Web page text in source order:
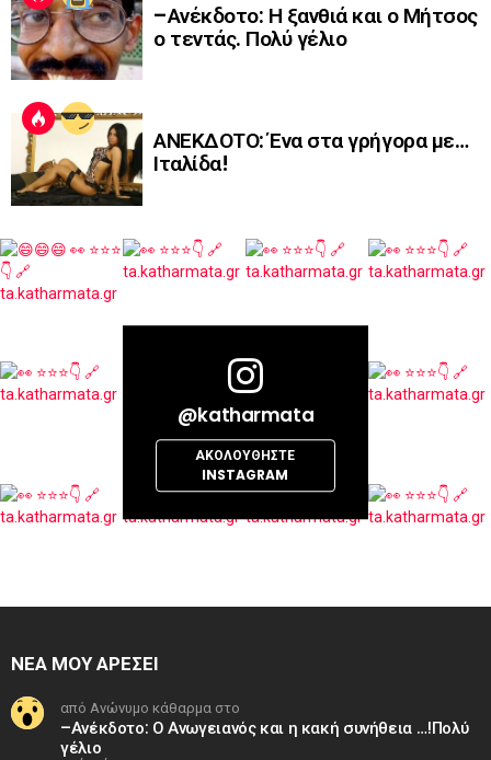
–Ανέκδοτο: Η ξανθιά και ο Μήτσος
ο τεντάς. Πολύ γέλιο
ΑΝΕΚΔΟΤΟ: Ένα στα γρήγορα με…
Ιταλίδα!
@katharmata
ΑΚΟΛΟΥΘΉΣΤΕ
INSTAGRAM
ΝΕΑ ΜΟΥ ΑΡΕΣΕΙ
από Ανώνυμο κάθαρμα στο
–Ανέκδοτο: Ο Ανωγειανός και η κακή συνήθεια …!Πολύ
γέλιο